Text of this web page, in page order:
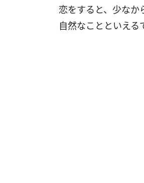
恋をすると、少なか
自然なことといえる